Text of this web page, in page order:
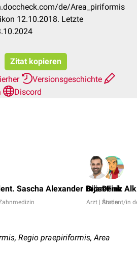
de/Area_piriformis
12.10.2018. Letzte
Zitat kopieren
Versionsgeschichte
Discord
Sascha Alexander Bröse
Bijan Fink
Arzt | Ärztin
Deniz
Student/in
Regio praepiriformis, Area